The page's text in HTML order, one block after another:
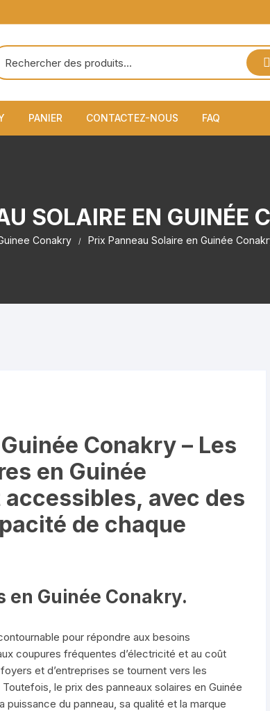
PANIER CONTACTEZ-NOUS FAQ
Conditions
utilisation
SOLAIRE EN GUINÉE
Conakry Prix Panneau Solaire en Guinée
Conakry – Les
en Guinée
avec des
de chaque
en Guinée Conakry.
pour répondre aux besoins
coupures fréquentes d’électricité et au coût
et d’entreprises se tournent vers les
le prix des panneaux solaires en Guinée
du panneau, sa qualité et la marque